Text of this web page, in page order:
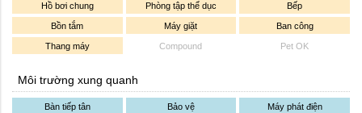
Hồ bơi chung Phòng tập thể dục Bếp
Bồn tắm Máy giặt Ban công
Thang máy Compound Pet OK
Môi trường xung quanh
Bàn tiếp tân Bảo vệ Máy phát điện